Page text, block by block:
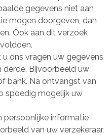
gegevens niet aan
mogen doorgeven, dan
Ook aan dit verzoek
ons vragen uw gegevens
derde. Bijvoorbeeld uw
bank. Na ontvangst van
spoedig mogelijk uw
persoonlijke informatie
van uw verzekeraar,